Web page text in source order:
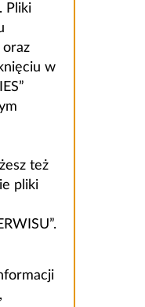
Pliki
oraz
w
też
pliki